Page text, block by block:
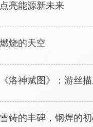
点亮能源新未来
燃烧的天空
《洛神赋图》：游丝
雪铸的丰碑，钢焊的